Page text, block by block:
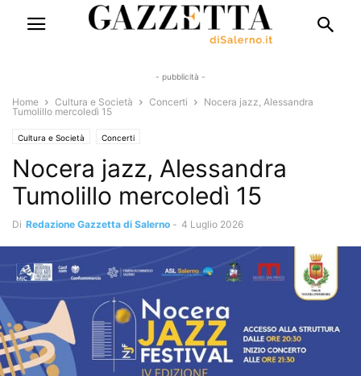
- pubblicità -
Home Cultura e Società Concerti
Nocera jazz, Alessandra
Tumolillo mercoledì 15
Cultura e Società Concerti
Nocera jazz, Alessandra
Tumolillo mercoledì 15
Di Redazione Gazzetta di Salerno - 4 Luglio 2026